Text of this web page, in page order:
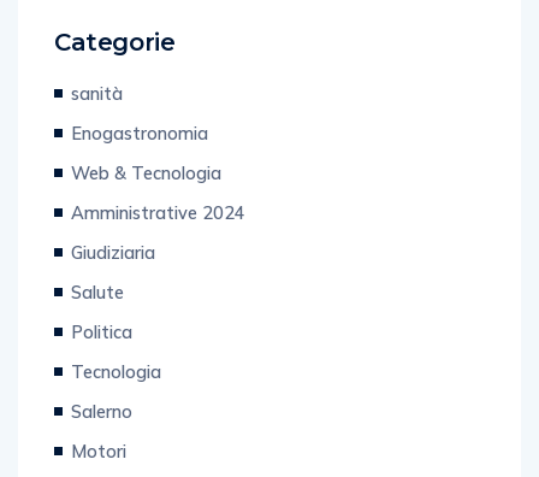
Categorie
sanità
Enogastronomia
Web & Tecnologia
Amministrative 2024
Giudiziaria
Salute
Politica
Tecnologia
Salerno
Motori